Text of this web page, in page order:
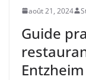
août 21, 2024
Guide